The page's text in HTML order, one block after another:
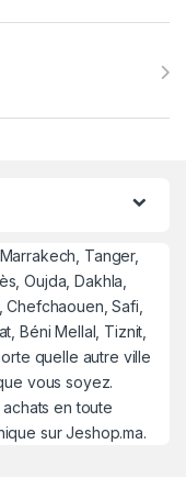
Tanger,
Oujda, Dakhla,
Safi,
Béni Mellal, Tiznit,
quelle autre ville
vous soyez.
en toute
sur Jeshop.ma.